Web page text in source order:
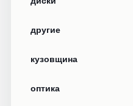
другие
кузовщина
оптика